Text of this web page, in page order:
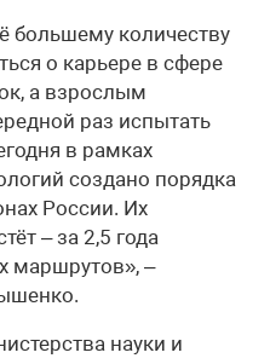
большему количеству
о карьере в сфере
а взрослым
раз испытать
в рамках
создано порядка
России. Их
– за 2,5 года
маршрутов», –
науки и